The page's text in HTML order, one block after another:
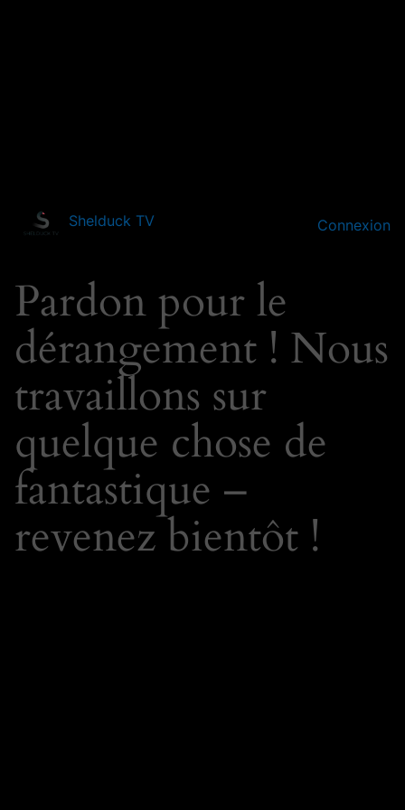
Shelduck TV Connexion
Pardon pour le
dérangement ! Nous
travaillons sur
quelque chose de
fantastique –
revenez bientôt !